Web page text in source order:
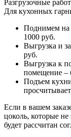
Разгрузочные
Для кухонных
Поднимем на
1000 руб.
Выгрузка и
руб.
Выгрузка к
помещение –
Подъем
Если в вашем
цоколь, которые
будет рассчитан